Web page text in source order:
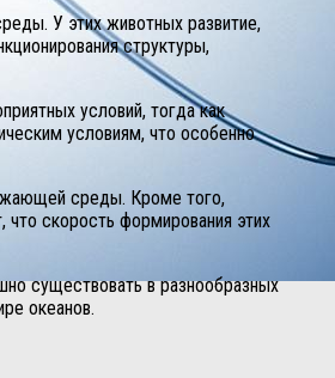
У этих животных развитие,
структуры,
условий, тогда как
условиям, что особенно
среды. Кроме того,
скорость формирования этих
существовать в разнообразных
океанов.